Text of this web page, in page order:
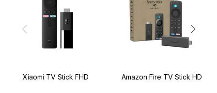
Xiaomi TV Stick FHD Amazon Fire TV Stick HD